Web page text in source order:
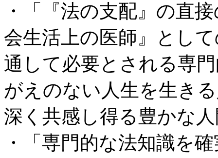
・「『法の支配』の直
会生活上の医師』とし
通して必要とされる専
がえのない人生を生き
深く共感し得る豊かな
・「専門的な法知識を